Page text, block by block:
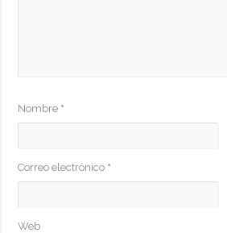
Nombre *
Correo electrónico *
Web